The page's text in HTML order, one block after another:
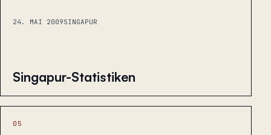
24. MAI 2009SINGAPUR
Singapur-Statistiken
05